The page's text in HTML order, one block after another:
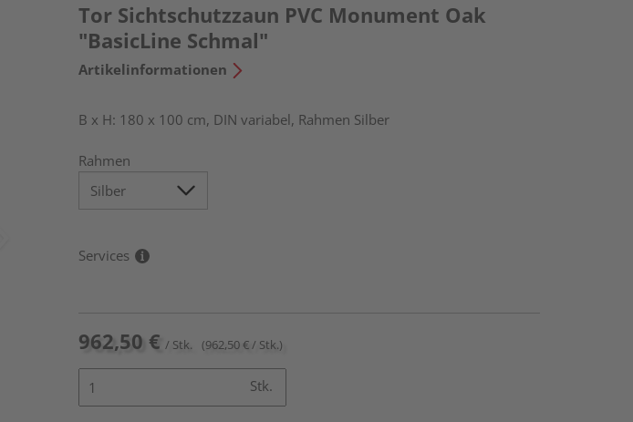
Tor Sichtschutzzaun PVC Monument Oak
"BasicLine Schmal"
Artikelinformationen
B x H: 180 x 100 cm, DIN variabel, Rahmen Silber
Rahmen
Services
962,50 € / Stk. (962,50 € / Stk.)
Stk.